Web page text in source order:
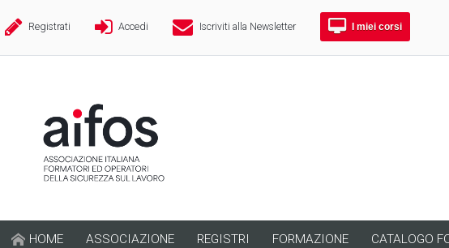
Registrati Accedi Iscriviti alla Newsletter I miei corsi
HOME ASSOCIAZIONE REGISTRI FORMAZIONE CATALOGO